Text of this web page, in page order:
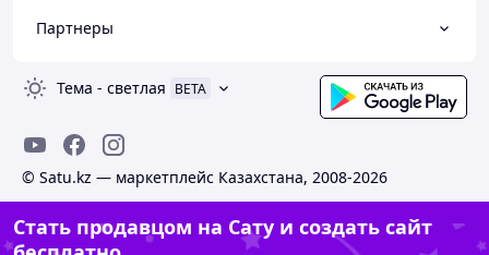
Партнеры
Тема - светлая BETA
© Satu.kz — маркетплейс Казахстана, 2008-2026
Стать продавцом на Сату и создать сайт